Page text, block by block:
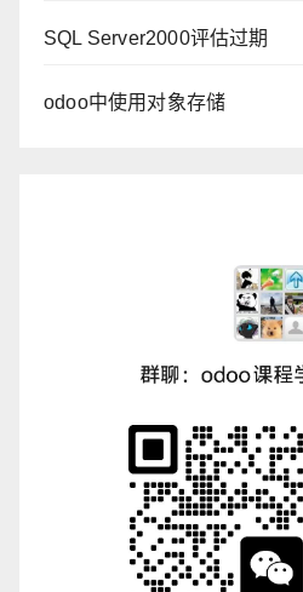
SQL Server2000评估过期
odoo中使用对象存储